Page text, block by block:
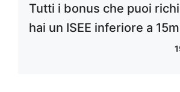
Tutti i bonus che puoi
hai un ISEE inferiore a